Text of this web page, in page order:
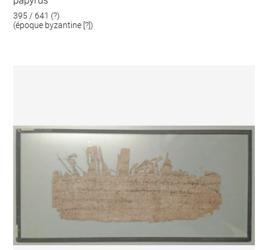
395 / 641 (?)
(époque byzantine [?])